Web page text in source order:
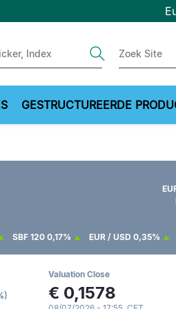
GESTRUCTUREERDE
SBF 120 0,17% EUR / USD 0,35%
Valuation Close
€ 0,1578